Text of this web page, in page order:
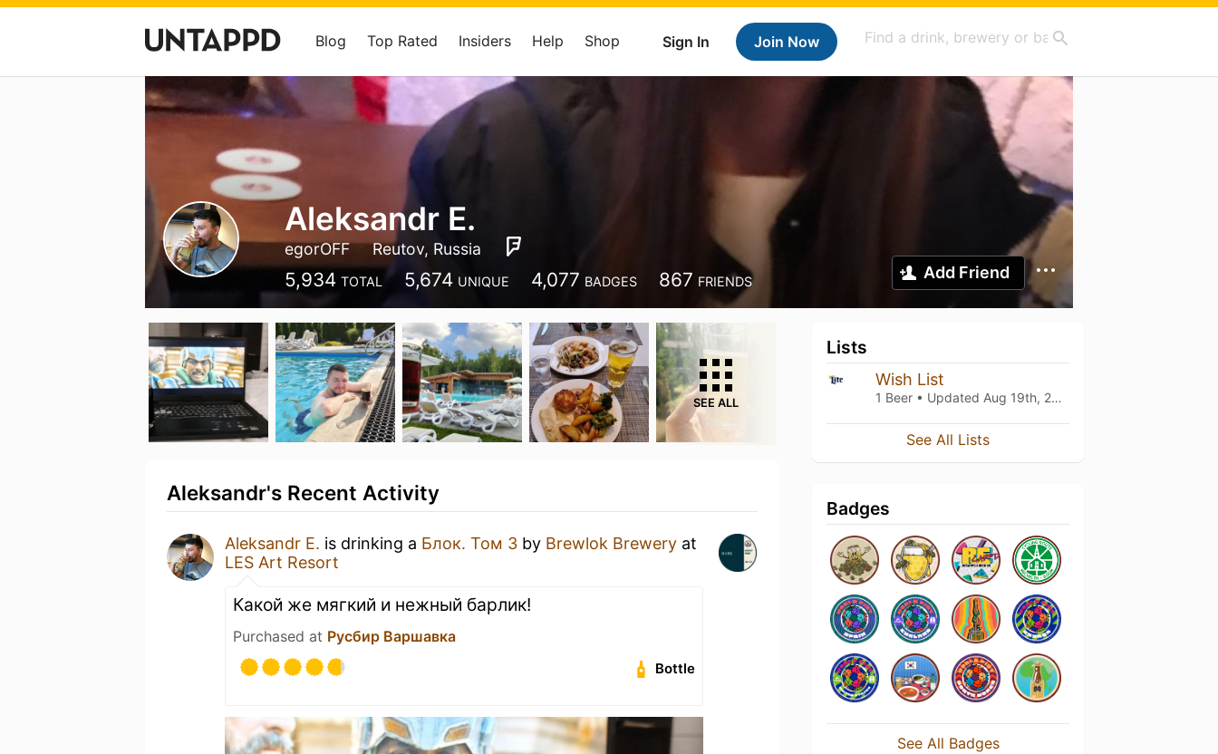
Sign In Join Now
Blog Top Rated Insiders Help Shop
Aleksandr E.
egorOFF Reutov, Russia
5,934 TOTAL 5,674 UNIQUE 4,077 BADGES 867 FRIENDS Add Friend
SEE ALL
Aleksandr's Recent Activity
Aleksandr E. is drinking a Блок. Том 3 by Brewlok Brewery at
LES Art Resort
Какой же мягкий и нежный барлик!
Purchased at Русбир Варшавка
Bottle
Lists
Wish List
1 Beer • Updated Aug 19th, 2025
See All Lists
Badges
See All Badges